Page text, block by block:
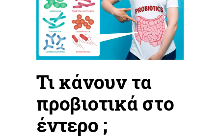
Τι κάνουν τα
προβιοτικά στο
έντερο ;